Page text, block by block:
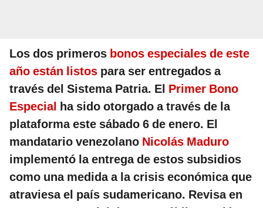
Los dos primeros bonos especiales de este
año están listos para ser entregados a
través del Sistema Patria. El Primer Bono
Especial ha sido otorgado a través de la
plataforma este sábado 6 de enero. El
mandatario venezolano Nicolás Maduro
implementó la entrega de estos subsidios
como una medida a la crisis económica que
atraviesa el país sudamericano. Revisa en